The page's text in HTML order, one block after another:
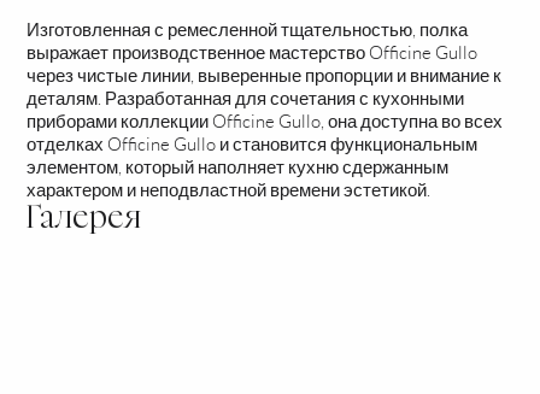
Изготовленная с ремесленной тщательностью, полка
выражает производственное мастерство Officine Gullo
через чистые линии, выверенные пропорции и внимание к
деталям. Разработанная для сочетания с кухонными
приборами коллекции Officine Gullo, она доступна во всех
отделках Officine Gullo и становится функциональным
элементом, который наполняет кухню сдержанным
характером и неподвластной времени эстетикой.
Галерея